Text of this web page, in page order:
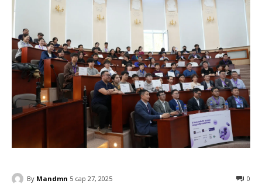
By Mandmn 5 сар 27, 2025 0